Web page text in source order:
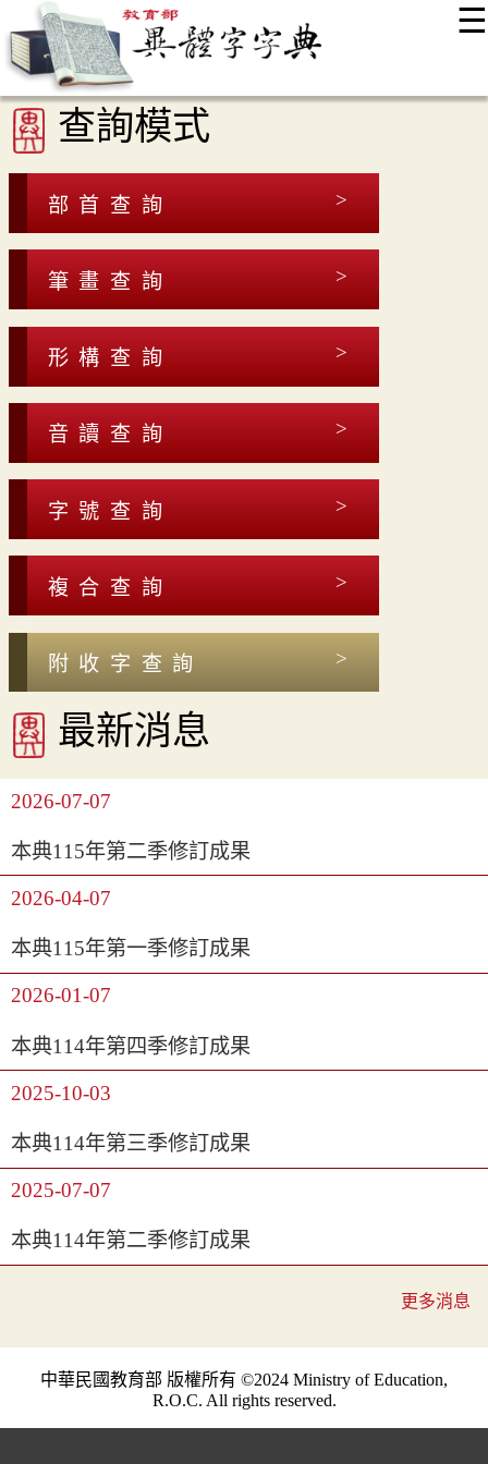
☰
最新消息
顯示模式
網站導覽
查詢模式
部首查詢
筆畫查詢
形構查詢
音讀查詢
字號查詢
複合查詢
附收字查詢
最新消息
2026-07-07
本典115年第二季修訂成果
2026-04-07
本典115年第一季修訂成果
2026-01-07
本典114年第四季修訂成果
2025-10-03
本典114年第三季修訂成果
2025-07-07
本典114年第二季修訂成果
更多消息
中華民國教育部 版權所有 ©2024 Ministry of Education,
R.O.C. All rights reserved.